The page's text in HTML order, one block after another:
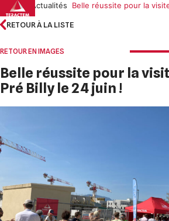
Skip
to
content
Accueil Actualités Belle réussite pour la
RETOUR À LA LISTE
RETOUR EN IMAGES
Belle réussite pour la
Pré Billy le 24 juin !